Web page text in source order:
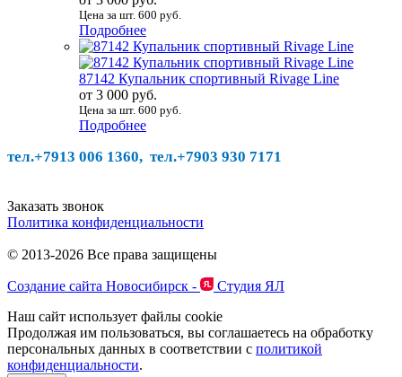
Цена за шт. 600 руб.
Подробнее
87142 Купальник спортивный Rivage Line
от 3 000 руб.
Цена за шт. 600 руб.
Подробнее
тел.+7913 006 1360, тел.+7903 930 7171
Заказать звонок
Политика конфиденциальности
© 2013-2026 Все права защищены
Создание сайта Новосибирск -
Студия ЯЛ
Наш сайт использует файлы cookie
Продолжая им пользоваться, вы соглашаетесь на обработку
персональных данных в соответствии с политикой
конфиденциальности.